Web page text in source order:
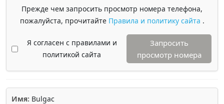
Прежде чем запросить просмотр номера телефона,
пожалуйста, прочитайте Правила и политику сайта .
Я согласен с правилами и
политикой сайта
Запросить
просмотр номера
Имя: Bulgac